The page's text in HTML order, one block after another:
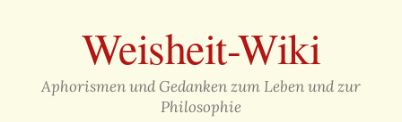
überspringenWeisheit-Wiki
Aphorismen und Gedanken zum Leben und zur
Philosophie